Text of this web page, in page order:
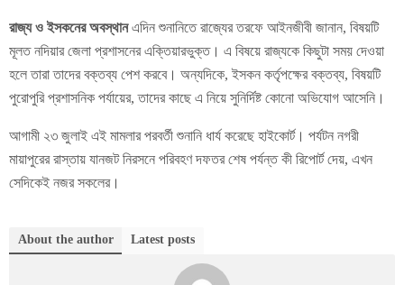
রাজ্য ও ইসকনের অবস্থানএদিন শুনানিতে রাজ্যের তরফে আইনজীবী জানান, বিষয়টি
মূলত নদিয়ার জেলা প্রশাসনের এক্তিয়ারভুক্ত। এ বিষয়ে রাজ্যকে কিছুটা সময় দেওয়া
হলে তারা তাদের বক্তব্য পেশ করবে। অন্যদিকে, ইসকন কর্তৃপক্ষের বক্তব্য, বিষয়টি
পুরোপুরি প্রশাসনিক পর্যায়ের, তাদের কাছে এ নিয়ে সুনির্দিষ্ট কোনো অভিযোগ আসেনি।
আগামী ২৩ জুলাই এই মামলার পরবর্তী শুনানি ধার্য করেছে হাইকোর্ট। পর্যটন নগরী
মায়াপুরের রাস্তায় যানজট নিরসনে পরিবহণ দফতর শেষ পর্যন্ত কী রিপোর্ট দেয়, এখন
সেদিকেই নজর সকলের।
About the author Latest posts